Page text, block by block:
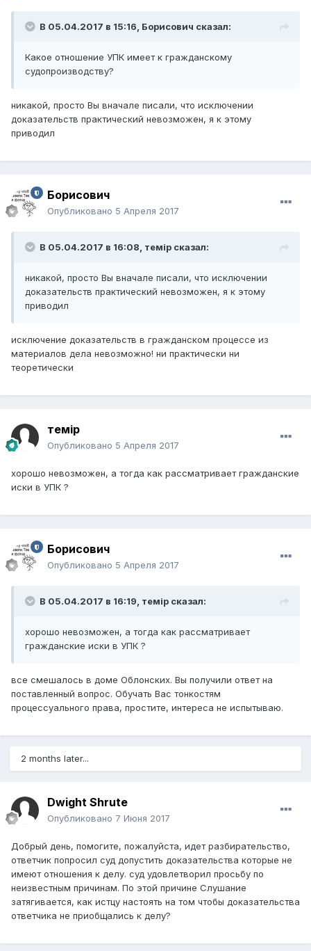
В 05.04.2017 в 15:16, Борисович сказал:
Какое отношение УПК имеет к гражданскому
судопроизводству?
никакой, просто Вы вначале писали, что исключении
доказательств практический невозможен, я к этому
приводил
Борисович
Опубликовано 5 Апреля 2017
В 05.04.2017 в 16:08, темір сказал:
никакой, просто Вы вначале писали, что исключении
доказательств практический невозможен, я к этому
приводил
исключение доказательств в гражданском процессе из
материалов дела невозможно! ни практически ни
теоретически
темір
Опубликовано 5 Апреля 2017
хорошо невозможен, а тогда как рассматривает гражданские
иски в УПК ?
Борисович
Опубликовано 5 Апреля 2017
В 05.04.2017 в 16:19, темір сказал:
хорошо невозможен, а тогда как рассматривает
гражданские иски в УПК ?
все смешалось в доме Облонских. Вы получили ответ на
поставленный вопрос. Обучать Вас тонкостям
процессуального права, простите, интереса не испытываю.
2 months later...
Dwight Shrute
Опубликовано 7 Июня 2017
Добрый день, помогите, пожалуйста, идет разбирательство,
ответчик попросил суд допустить доказательства которые не
имеют отношения к делу. суд удовлетворил просьбу по
неизвестным причинам. По этой причине Слушание
затягивается, как истцу настоять на том чтобы доказательства
ответчика не приобщались к делу?